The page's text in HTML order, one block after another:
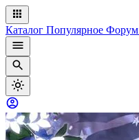
Каталог Популярное Форум